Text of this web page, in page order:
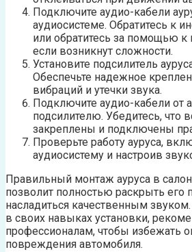
Подключите аудио-кабели
аудиосистеме. Обратитесь к
или обратитесь за помощью к
если возникнут сложности.
Установите подсилитель
Обеспечьте надежное
вибраций и утечки звука.
Подключите аудио-кабели от
подсилителю. Убедитесь, что
закреплены и подключены
Проверьте работу ауруса,
аудиосистему и настроив
Правильный монтаж ауруса в
позволит полностью раскрыть его
насладиться качественным
в своих навыках установки,
профессионалам, чтобы избежать
повреждения автомобиля.